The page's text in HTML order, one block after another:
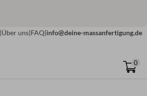
|Über uns|FAQ|info@deine-massanfertigung.de
0